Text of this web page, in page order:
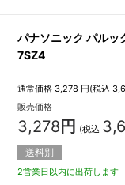
パナソニック パルッ
7SZ4
通常価格 3,278 円(税込
販売価格
3,278 円 (税込
送料別
2営業日以内に出荷します